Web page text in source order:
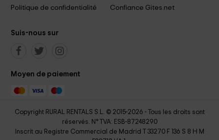
Politique de confidentialité Confiance Gites.net
Suis-nous sur
Moyen de paiement
Copyright RURAL RENTALS S.L. © 2015-2026 - Tous les droits sont
réservés. N° TVA: ESB-87248290
Inscrit au Registre Commercial de Madrid T 33270 F 136 S 8 H M